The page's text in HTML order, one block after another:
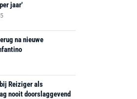
jaar'
na nieuwe
Reiziger als
nooit doorslaggevend